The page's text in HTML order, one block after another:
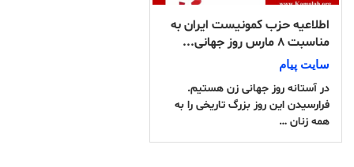
اطلاعیه حزب کمونیست ایران به
مناسبت ۸ مارس روز جهانی...
سایت پیام
در آستانه روز جهانی زن هستیم.
فرارسیدن این روز بزرگ تاریخی را به
همه زنان …